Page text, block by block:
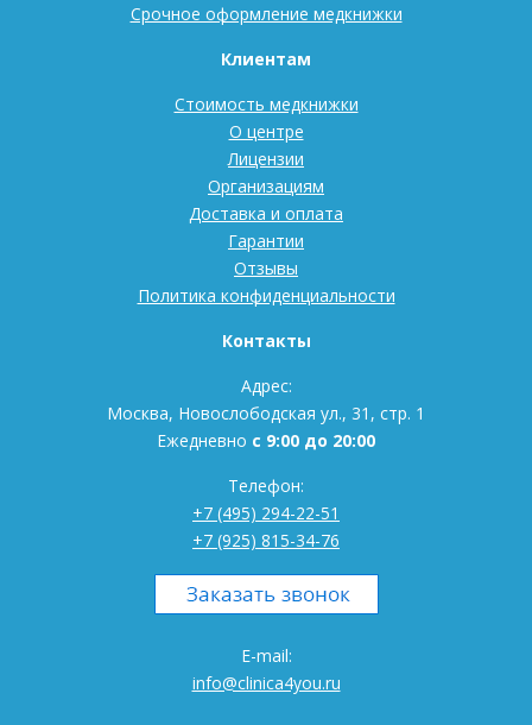
Срочное оформление медкнижки
Клиентам
Стоимость медкнижки
О центре
Лицензии
Организациям
Доставка и оплата
Гарантии
Отзывы
Политика конфиденциальности
Контакты
Адрес:
Москва, Новослободская ул., 31, стр. 1
Ежедневно с 9:00 до 20:00
Телефон:
+7 (495) 294-22-51
+7 (925) 815-34-76
E-mail:
info@clinica4you.ru